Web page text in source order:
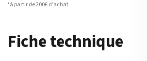
*à partir de 200€ d’achat
Fiche technique